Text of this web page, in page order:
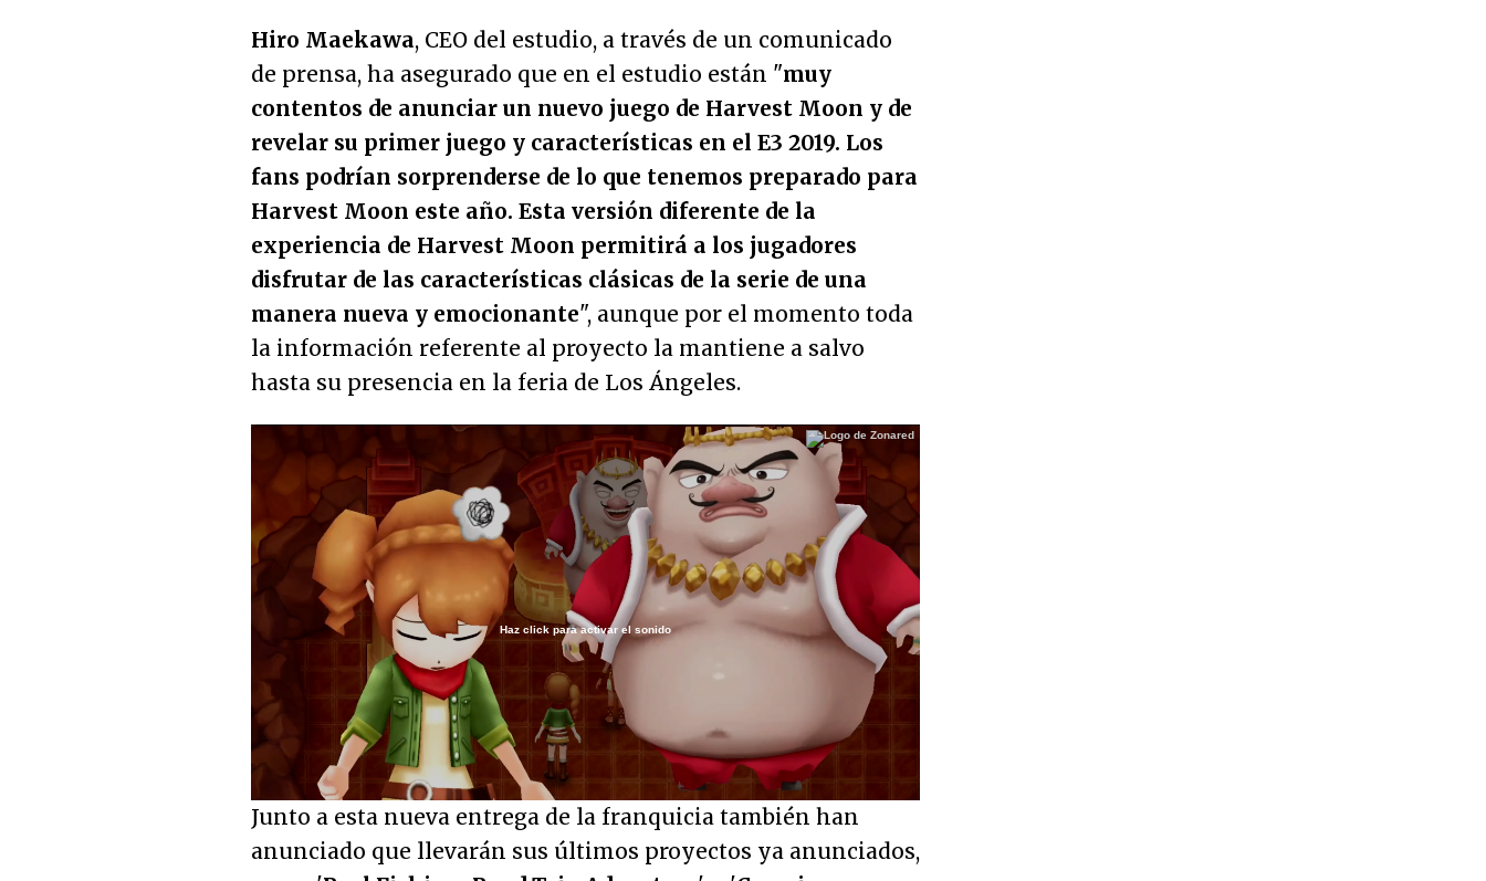
Hiro Maekawa, CEO del estudio, a través de un comunicado
de prensa, ha asegurado que en el estudio están "muy
contentos de anunciar un nuevo juego de Harvest Moon y de
revelar su primer juego y características en el E3 2019. Los
fans podrían sorprenderse de lo que tenemos preparado para
Harvest Moon este año. Esta versión diferente de la
experiencia de Harvest Moon permitirá a los jugadores
disfrutar de las características clásicas de la serie de una
manera nueva y emocionante", aunque por el momento toda
la información referente al proyecto la mantiene a salvo
hasta su presencia en la feria de Los Ángeles.
Unmute /
Loaded
57.33%
Haz click para activar el sonido
Junto a esta nueva entrega de la franquicia también han
anunciado que llevarán sus últimos proyectos ya anunciados,